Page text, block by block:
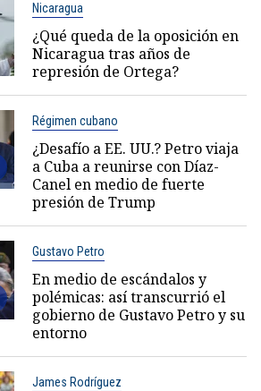
Nicaragua
¿Qué queda de la oposición en
Nicaragua tras años de
represión de Ortega?
Régimen cubano
¿Desafío a EE. UU.? Petro viaja
a Cuba a reunirse con Díaz-
Canel en medio de fuerte
presión de Trump
Gustavo Petro
En medio de escándalos y
polémicas: así transcurrió el
gobierno de Gustavo Petro y su
entorno
James Rodríguez